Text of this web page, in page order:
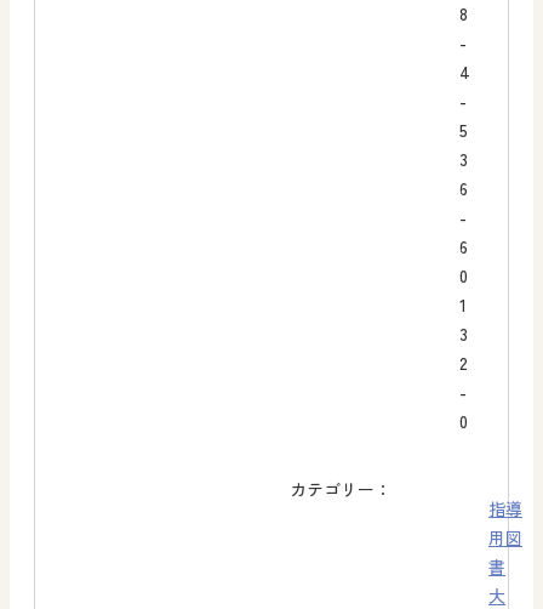
8
-
4
-
5
3
6
-
6
0
1
3
2
-
0
カテゴリー：
指導
用図
書
大